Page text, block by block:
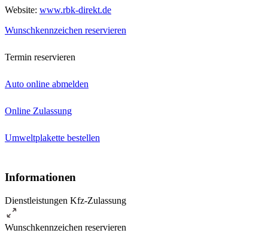
Website: www.rbk-direkt.de
Wunschkennzeichen reservieren
Termin reservieren
Auto online abmelden
Online Zulassung
Umweltplakette bestellen
Informationen
Dienstleistungen Kfz-Zulassung
Wunschkennzeichen reservieren